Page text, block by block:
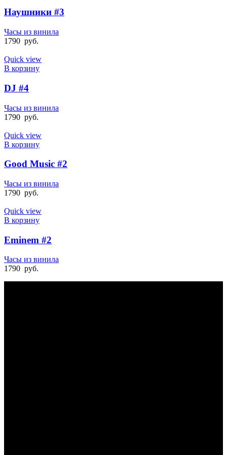
Наушники #3
Часы из винила
1790 руб.
Quick view
В корзину
DJ #4
Часы из винила
1790 руб.
Quick view
В корзину
Good Music #2
Часы из винила
1790 руб.
Quick view
В корзину
Eminem #2
Часы из винила
1790 руб.